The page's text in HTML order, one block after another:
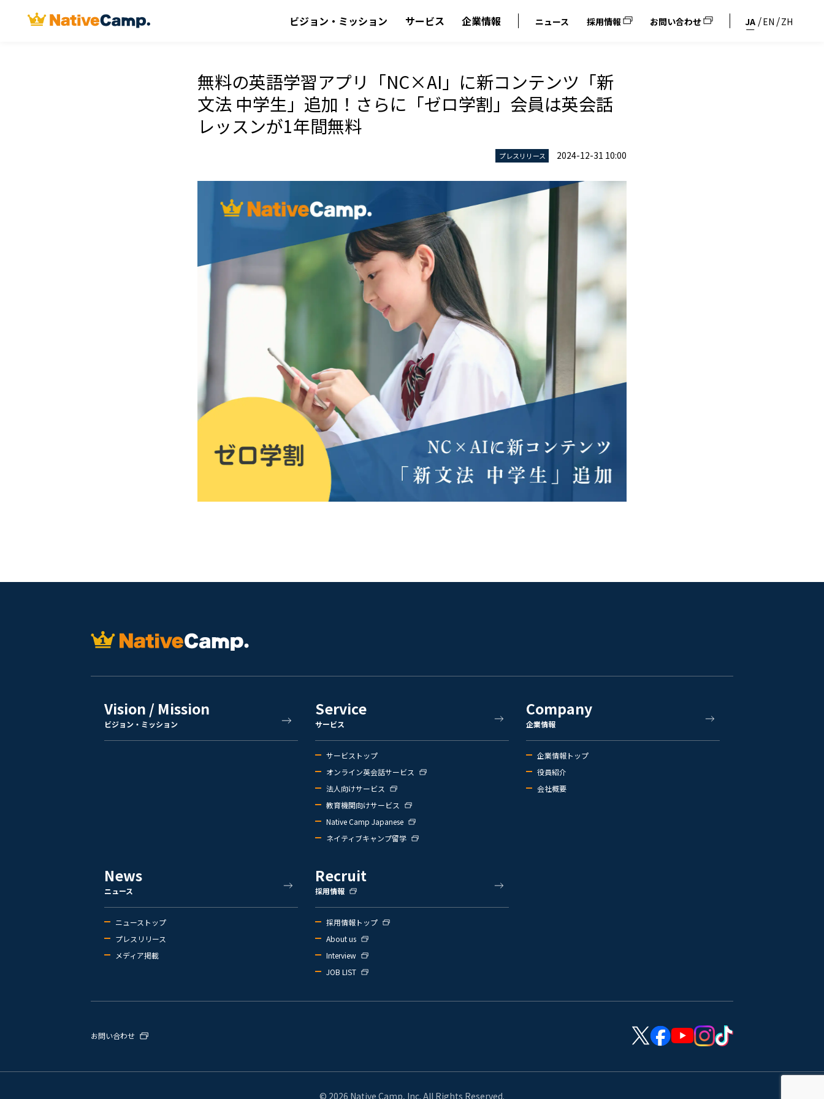
ビジョン・ミッション サービス 企業情報 ニュース 採用情報 お問い合わせ JA EN ZH
無料の英語学習アプリ「NC×AI」に新コンテンツ「新
文法 中学生」追加！さらに「ゼロ学割」会員は英会話
レッスンが1年間無料
プレスリリース 2024-12-31 10:00
Vision / Mission
ビジョン・ミッション
Service
サービス
サービストップ
オンライン英会話サービス
法人向けサービス
教育機関向けサービス
Native Camp Japanese
ネイティブキャンプ留学
Company
企業情報
企業情報トップ
役員紹介
会社概要
News
ニュース
ニューストップ
プレスリリース
メディア掲載
Recruit
採用情報
採用情報トップ
About us
Interview
JOB LIST
お問い合わせ
© 2026 Native Camp, Inc. All Rights Reserved.